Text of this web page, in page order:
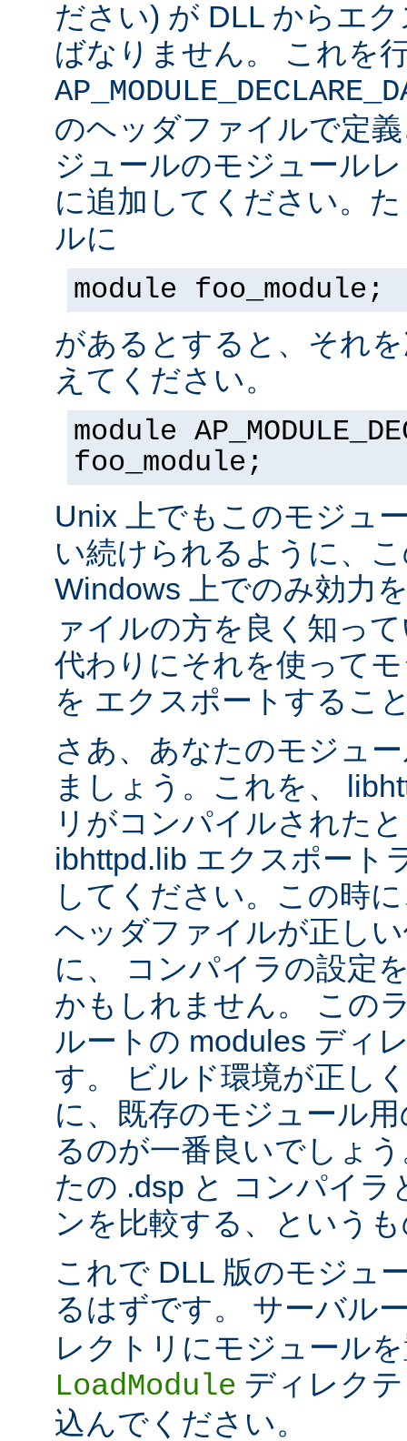
ださい) が DLL からエ
ばなりません。 これを
のヘッダファイルで定
ジュールのモジュール
に追加してください。
ルに
module foo_module;
があるとすると、それ
えてください。
module
foo_module;
Unix 上でもこのモジュ
い続けられるように、
Windows 上でのみ効力
ァイルの方を良く知っ
代わりにそれを使って
を エクスポートするこ
さあ、あなたのモジュ
ましょう。これを、
リがコンパイルされた
ibhttpd.lib エクスポート
してください。この時
ヘッダファイルが正し
に、 コンパイラの設定
かもしれません。 この
ルートの modules ディ
す。 ビルド環境が正し
に、既存のモジュール
るのが一番良いでしょ
たの .dsp と コンパイ
ンを比較する、という
これで DLL 版のモジュ
るはずです。 サーバル
レクトリにモジュール
LoadModule ディレク
込んでください。